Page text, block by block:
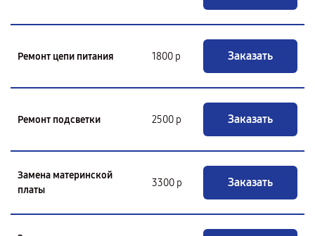
Ремонт цепи питания 1800 р Заказать
Ремонт подсветки 2500 р Заказать
Замена материнской
платы
3300 р Заказать